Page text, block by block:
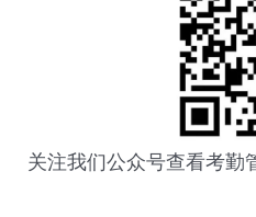
关注我们公众号查看考勤